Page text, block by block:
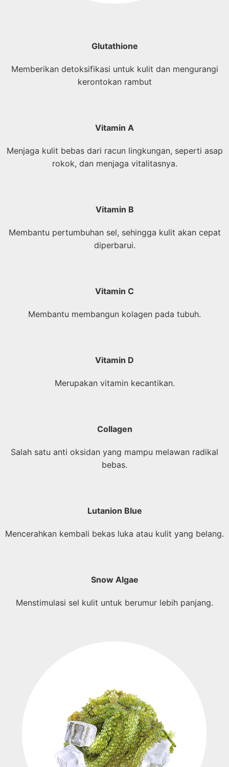
Glutathione
Memberikan detoksifikasi untuk kulit dan mengurangi
kerontokan rambut
Vitamin A
Menjaga kulit bebas dari racun lingkungan, seperti asap
rokok, dan menjaga vitalitasnya.
Vitamin B
Membantu pertumbuhan sel, sehingga kulit akan cepat
diperbarui.
Vitamin C
Membantu membangun kolagen pada tubuh.
Vitamin D
Merupakan vitamin kecantikan.
Collagen
Salah satu anti oksidan yang mampu melawan radikal
bebas.
Lutanion Blue
Mencerahkan kembali bekas luka atau kulit yang belang.
Snow Algae
Menstimulasi sel kulit untuk berumur lebih panjang.